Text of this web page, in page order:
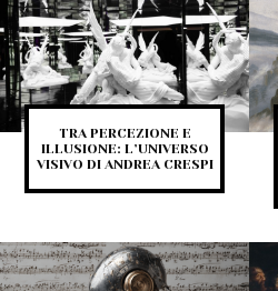
TRA PERCEZIONE E
ILLUSIONE: L’UNIVERSO
VISIVO DI ANDREA CRESPI